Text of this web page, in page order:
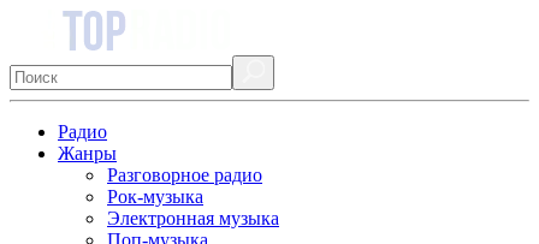
Радио
Жанры
Разговорное радио
Рок-музыка
Электронная музыка
Поп-музыка